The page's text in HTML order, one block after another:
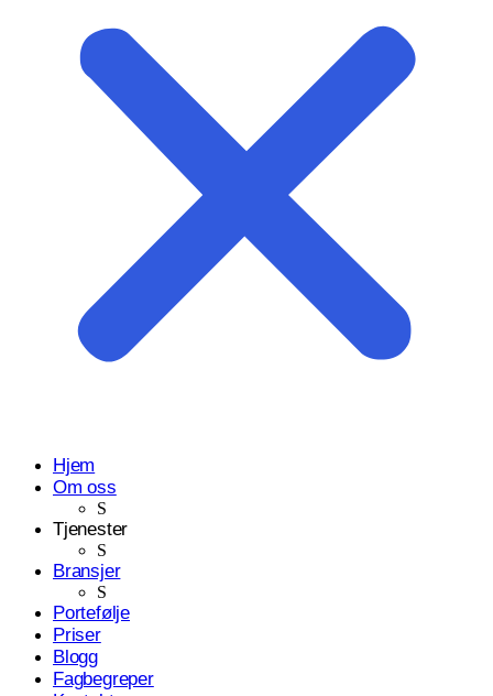
Hjem
Om oss
S
Tjenester
S
Bransjer
S
Portefølje
Priser
Blogg
Fagbegreper
Start prosjektet ditt med oss
Klar til å gjøre ideen din om til en kraftfull digital opplevelse?